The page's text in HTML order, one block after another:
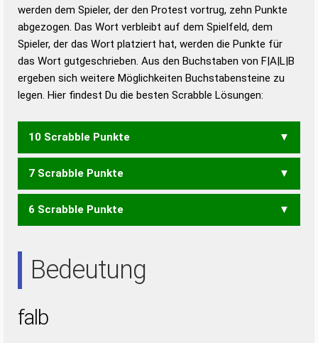
Duden – Standardwerk in 12 Bänden
Duden – Richtiges und gutes
Deutsch
Duden – Die deutsche Grammatik
Duden – Deutsches
Universalwörterbuch
werden dem Spieler, der den Protest vortrug, zehn Punkte
abgezogen. Das Wort verbleibt auf dem Spielfeld, dem
Spieler, der das Wort platziert hat, werden die Punkte für
das Wort gutgeschrieben. Aus den Buchstaben von F|A|L|B
ergeben sich weitere Möglichkeiten Buchstabensteine zu
legen. Hier findest Du die besten Scrabble Lösungen:
10 Scrabble Punkte
FLAB
7 Scrabble Punkte
ALF FLA
6 Scrabble Punkte
Bedeutung
falb